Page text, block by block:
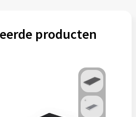
producten